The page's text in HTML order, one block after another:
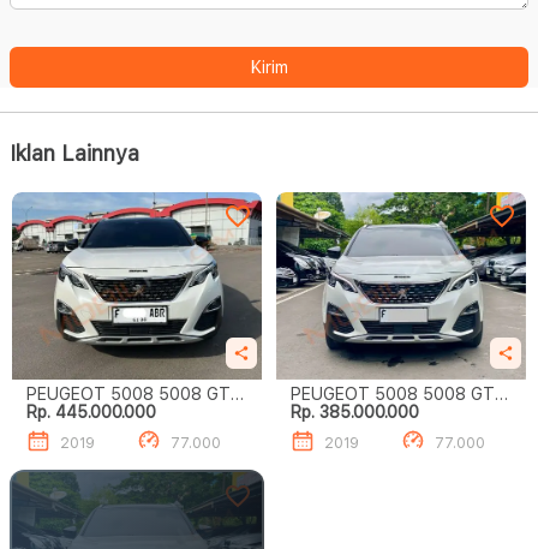
Kirim
Iklan Lainnya
PEUGEOT 5008 5008 GT
LINE
Rp. 445.000.000
2019 77.000
PEUGEOT 5008 5008 GT
LINE
Rp. 385.000.000
2019 77.000